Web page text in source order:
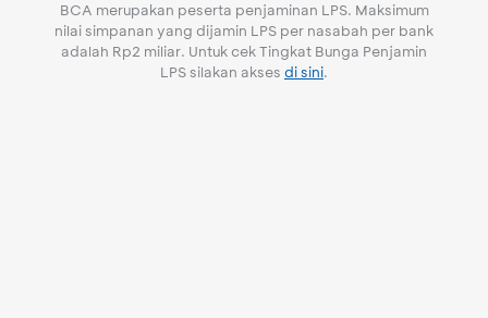
BCA merupakan peserta penjaminan LPS. Maksimum
nilai simpanan yang dijamin LPS per nasabah per bank
adalah Rp2 miliar. Untuk cek Tingkat Bunga Penjamin
LPS silakan akses di sini.